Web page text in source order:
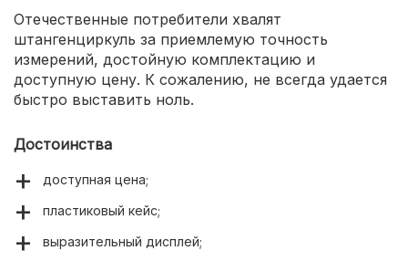
Отечественные потребители хвалят
штангенциркуль за приемлемую точность
измерений, достойную комплектацию и
доступную цену. К сожалению, не всегда удается
быстро выставить ноль.
Достоинства
доступная цена;
пластиковый кейс;
выразительный дисплей;